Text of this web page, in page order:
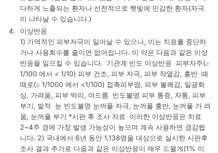
다하게 노출되는 환자나 선천적으로 햇빛에 민감한 환자(자극
이 나타날 수 있습니다.)
이상반응
1) 가역적인 피부자극이 일어날 수 있으나, 이는 치료를 중단하
거나 사용회수를 줄이면 없어집니다. 이 약은 다음과 같은 이상
반응을 일으킬 수 있습니다. 기관계 빈도 이상반응 피부자주(≥
1/100 에서 < 1/10) 피부 건조, 피부 자극, 피부 작열감, 홍반 때
때로(≥ 1/1000 에서 <1/100) 접촉피부염, 피부 불쾌감, 일광화
상, 가려움, 피부 박리, 여드름 빈도불명 피부 통증, 자통, 피부
부기, 발적 눈 빈도불명 눈꺼풀 자극, 눈꺼풀 홍반, 눈꺼풀 가 려
움, 눈꺼풀 부기 *시판 후 조사 자료 이러한 이상반응은 치료
2~4주 경에 가장 발생 가능성이 높으며 계속 사용하면 경감됩
니다. 2) 국내에서 6년 동안 1,138명을 대상으로 실시한 시판후
조사 결과 추가로 다음과 같은 이상반응이 매우 드물게(1% 이